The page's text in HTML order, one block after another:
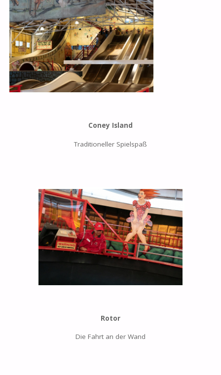
Coney Island
Traditioneller Spielspaß
Rotor
Die Fahrt an der Wand